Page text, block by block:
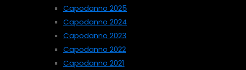
Capodanno 2025
Capodanno 2024
Capodanno 2023
Capodanno 2022
Capodanno 2021